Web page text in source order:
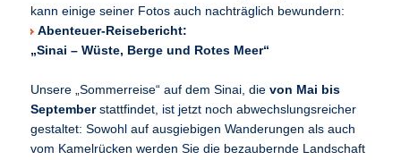
kann einige seiner Fotos auch nachträglich bewundern:
Abenteuer-Reisebericht:
„Sinai – Wüste, Berge und Rotes Meer“
Unsere „Sommerreise“ auf dem Sinai, dievon Mai bis
Septemberstattfindet, ist jetzt noch abwechslungsreicher
gestaltet: Sowohl auf ausgiebigen Wanderungen als auch
vom Kamelrücken werden Sie die bezaubernde Landschaft